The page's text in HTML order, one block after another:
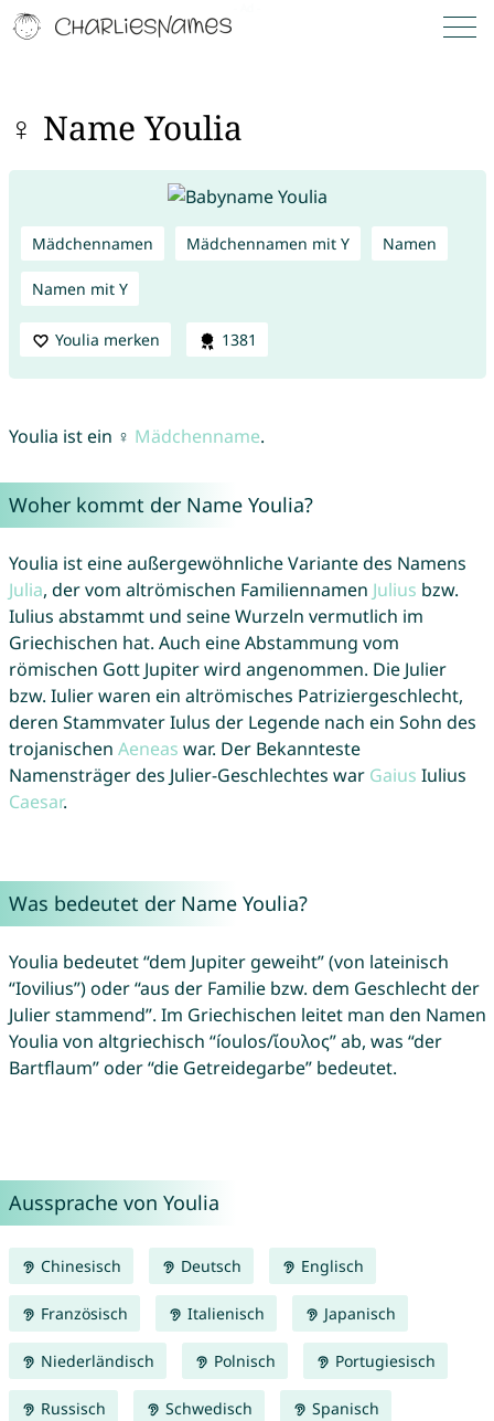
♀ Name Youlia
Mädchennamen Mädchennamen mit Y Namen
Namen mit Y
Youlia merken 1381
Youlia ist ein ♀ Mädchenname.
Woher kommt der Name Youlia?
Youlia ist eine außergewöhnliche Variante des Namens
Julia, der vom altrömischen Familiennamen Julius bzw.
Iulius abstammt und seine Wurzeln vermutlich im
Griechischen hat. Auch eine Abstammung vom
römischen Gott Jupiter wird angenommen. Die Julier
bzw. Iulier waren ein altrömisches Patriziergeschlecht,
deren Stammvater Iulus der Legende nach ein Sohn des
trojanischen Aeneas war. Der Bekannteste
Namensträger des Julier-Geschlechtes war Gaius Iulius
Caesar.
Was bedeutet der Name Youlia?
Youlia bedeutet “dem Jupiter geweiht” (von lateinisch
“Iovilius”) oder “aus der Familie bzw. dem Geschlecht der
Julier stammend”. Im Griechischen leitet man den Namen
Youlia von altgriechisch “íoulos/ἴουλος” ab, was “der
Bartflaum” oder “die Getreidegarbe” bedeutet.
Aussprache von Youlia
Chinesisch Deutsch Englisch
Französisch Italienisch Japanisch
Niederländisch Polnisch Portugiesisch
Russisch Schwedisch Spanisch